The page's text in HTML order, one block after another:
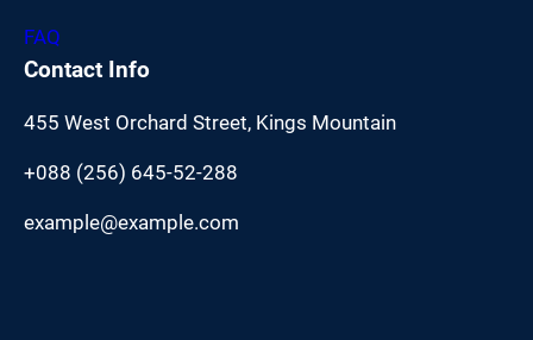
FAQ
Contact Info
455 West Orchard Street, Kings Mountain
+088 (256) 645-52-288
example@example.com